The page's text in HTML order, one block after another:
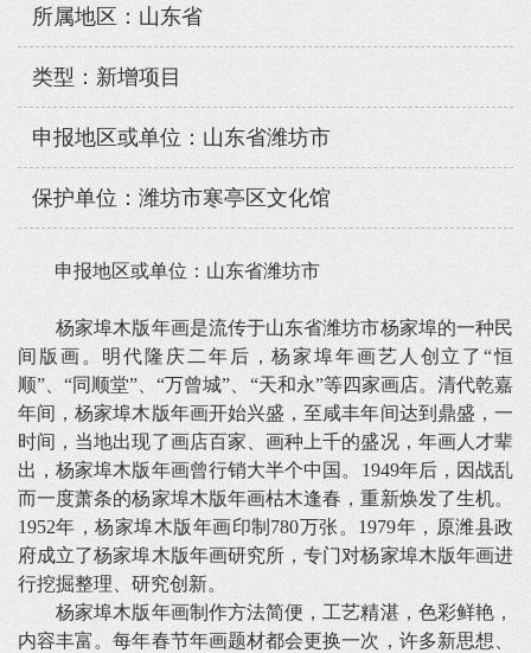
所属地区：山东省
类型：新增项目
申报地区或单位：山东省潍坊市
保护单位：潍坊市寒亭区文化馆
申报地区或单位：山东省潍坊市
杨家埠木版年画是流传于山东省潍坊市杨家埠的一种民
间版画。明代隆庆二年后，杨家埠年画艺人创立了“恒
顺”、“同顺堂”、“万曾城”、“天和永”等四家画店。清代乾嘉
年间，杨家埠木版年画开始兴盛，至咸丰年间达到鼎盛，一
时间，当地出现了画店百家、画种上千的盛况，年画人才辈
出，杨家埠木版年画曾行销大半个中国。1949年后，因战乱
而一度萧条的杨家埠木版年画枯木逢春，重新焕发了生机。
1952年，杨家埠木版年画印制780万张。1979年，原潍县政
府成立了杨家埠木版年画研究所，专门对杨家埠木版年画进
行挖掘整理、研究创新。
杨家埠木版年画制作方法简便，工艺精湛，色彩鲜艳，
内容丰富。每年春节年画题材都会更换一次，许多新思想、